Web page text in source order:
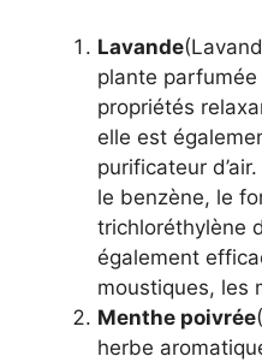
Lavande
plante
propriétés
elle est
purificateur
le benzène, le
trichloréthylène
également
moustiques, les
Menthe poivrée
herbe